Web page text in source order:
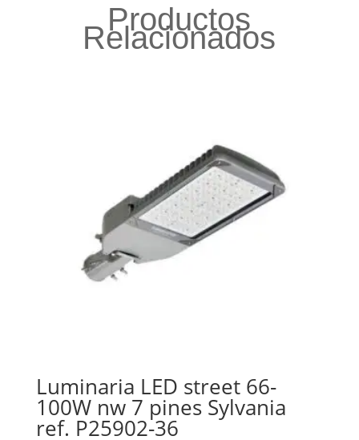
Productos
Relacionados
Luminaria LED street 66-
100W nw 7 pines Sylvania
ref. P25902-36